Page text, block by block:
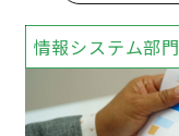
情報システム部門